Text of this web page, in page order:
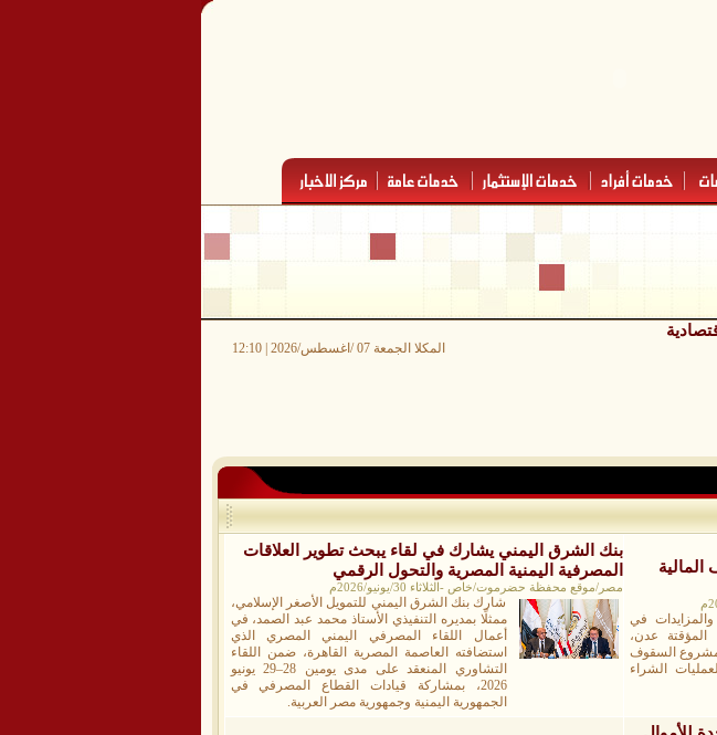
المكلا الجمعة 07 /اغسطس/2026 | 12:10
المالية
في
المؤقتة عدن،
مشروع السقوف
الشراء
بنك الشرق اليمني يشارك في لقاء يبحث تطوير العلاقات
المصرفية اليمنية المصرية والتحول الرقمي
مصر/موقع محفظة حضرموت/خاص -الثلاثاء 30/يونيو/2026م
شارك بنك الشرق اليمني للتمويل الأصغر الإسلامي،
ممثلًا بمديره التنفيذي الأستاذ محمد عبد الصمد، في
أعمال اللقاء المصرفي اليمني المصري الذي
استضافته العاصمة المصرية القاهرة، ضمن اللقاء
التشاوري المنعقد على مدى يومين 28–29 يونيو
2026، بمشاركة قيادات القطاع المصرفي في
الجمهورية اليمنية وجمهورية مصر العربية.